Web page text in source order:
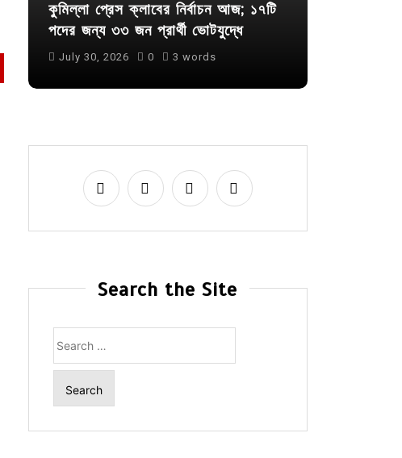
কুমিল্লা প্রেস ক্লাবের নির্বাচন আজ; ১৭টি
পদের জন্য ৩৩ জন প্রার্থী ভোটযুদ্ধে
July 30, 2026 0 3 words
Search the Site
for: